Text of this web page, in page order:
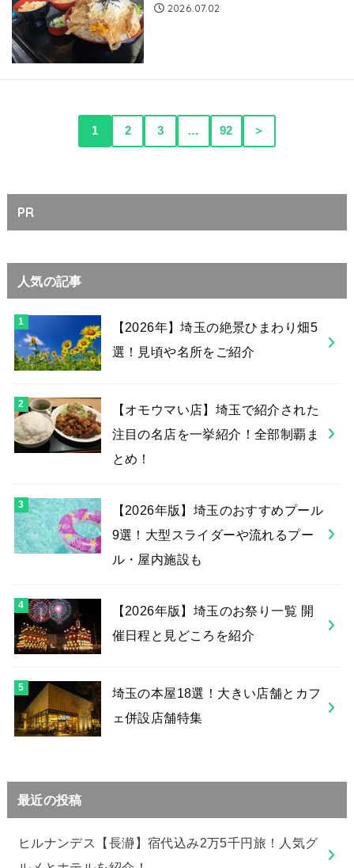
2026.07.02
1 2 3 … 92 ＞
PR
人気の記事
【2026年】埼玉の絶景ひまわり畑5
選！見頃や名所をご紹介
【オモウマい店】埼玉で紹介された
注目の名店を一挙紹介！全部制覇ま
とめ！
【2026年版】埼玉のおすすめプール
9選！大型スライダーや流れるプー
ル・屋内施設も
【2026年版】埼玉のお祭り一覧 開
催日程と見どころを紹介
埼玉の本屋18選！大きい店舗とカフ
ェ併設店舗特集
最近の投稿
ヒルナンデス【長瀞】宿代込み2万5千円旅！人気グ